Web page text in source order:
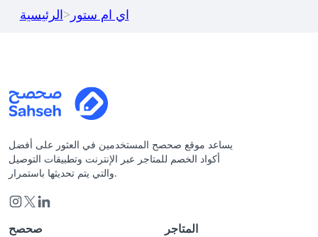
الرئيسية> اي ام ستور
يساعد موقع صحصح المستخدمين في العثور على أفضل
أكواد الخصم للمتاجر عبر الإنترنت وتطبيقات التوصيل
والتي يتم تحديثها باستمرار.
صحصح المتاجر